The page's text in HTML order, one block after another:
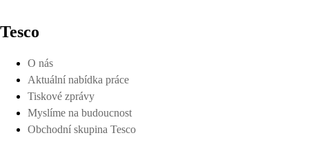
Tesco
O nás
Aktuální nabídka práce
Tiskové zprávy
Myslíme na budoucnost
Obchodní skupina Tesco